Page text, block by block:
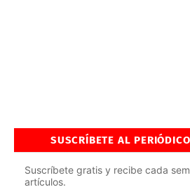
SUSCRÍBETE AL
Suscríbete gratis y recibe cada
artículos.